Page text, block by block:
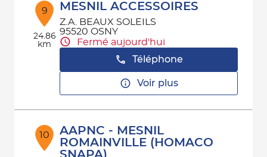
9
24.86
km
MESNIL ACCESSOIRES
Z.A. BEAUX SOLEILS
95520 OSNY
Fermé aujourd'hui
Téléphone
Voir plus
10
AAPNC - MESNIL
ROMAINVILLE (HOMACO
SNAPA)